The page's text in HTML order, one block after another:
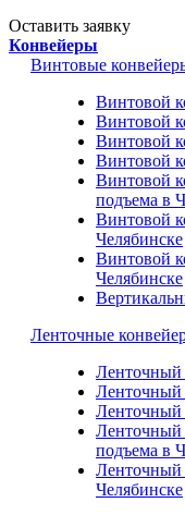
Оставить заявку
Конвейеры
Винтовые
Винтовой
Винтовой
Винтовой
Винтовой
Винтовой
подъема в
Винтовой
Челябинске
Винтовой
Челябинске
Ленточные
Ленточный
Ленточный
Ленточный
Ленточный
подъема в
Ленточный
Челябинске